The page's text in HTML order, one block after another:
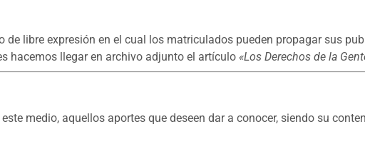
de libre expresión en el cual los matriculados pueden propagar sus
hacemos llegar en archivo adjunto el artículo «Los Derechos de la
medio, aquellos aportes que deseen dar a conocer, siendo su